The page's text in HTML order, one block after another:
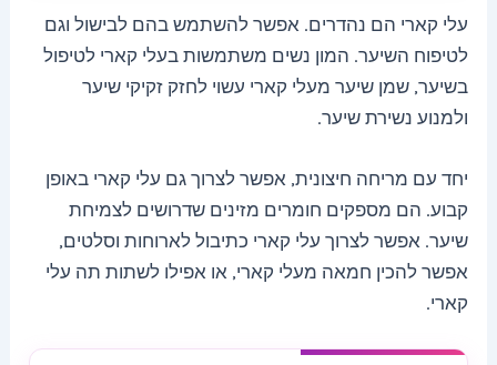
עלי קארי הם נהדרים. אפשר להשתמש בהם לבישול וגם
לטיפוח השיער. המון נשים משתמשות בעלי קארי לטיפול
בשיער, שמן שיער מעלי קארי עשוי לחזק זקיקי שיער
ולמנוע נשירת שיער.
יחד עם מריחה חיצונית, אפשר לצרוך גם עלי קארי באופן
קבוע. הם מספקים חומרים מזינים שדרושים לצמיחת
שיער. אפשר לצרוך עלי קארי כתיבול לארוחות וסלטים,
אפשר להכין חמאה מעלי קארי, או אפילו לשתות תה עלי
קארי.